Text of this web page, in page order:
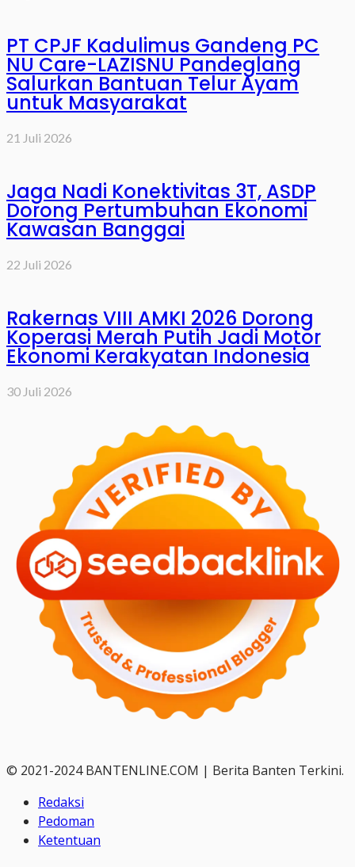
PT CPJF Kadulimus Gandeng PC
NU Care-LAZISNU Pandeglang
Salurkan Bantuan Telur Ayam
untuk Masyarakat
21 Juli 2026
Jaga Nadi Konektivitas 3T, ASDP
Dorong Pertumbuhan Ekonomi
Kawasan Banggai
22 Juli 2026
Rakernas VIII AMKI 2026 Dorong
Koperasi Merah Putih Jadi Motor
Ekonomi Kerakyatan Indonesia
30 Juli 2026
© 2021-2024 BANTENLINE.COM | Berita Banten Terkini.
Redaksi
Pedoman
Ketentuan